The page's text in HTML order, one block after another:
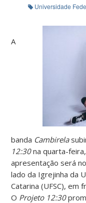
Universidade
A
banda Cambirela
12:30na quarta-feira,
apresentação será
lado da Igrejinha da
Catarina (UFSC), em
O Projeto 12:30